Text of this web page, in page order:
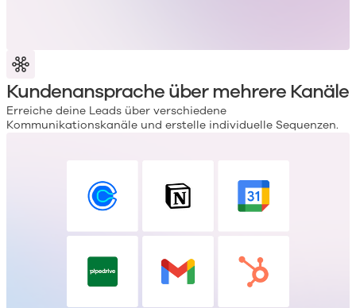
Kundenansprache über mehrere Kanäle
Erreiche deine Leads über verschiedene
Kommunikationskanäle und erstelle individuelle Sequenzen.